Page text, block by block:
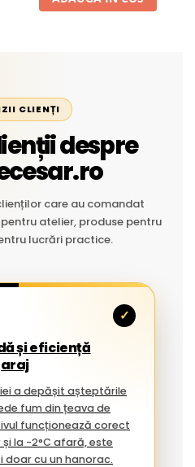
CLIENȚI
despre
care au comandat
atelier, produse pentru
lucrări practice.
✓
și eficiență
a depășit așteptările
funcționează corect
la -2°C afară, este